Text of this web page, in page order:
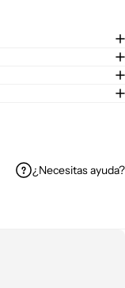
¿Necesitas ayuda?